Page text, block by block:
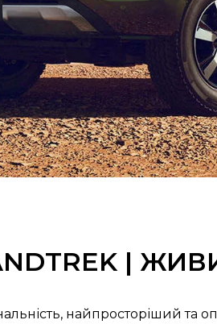
|
найпросторіший та